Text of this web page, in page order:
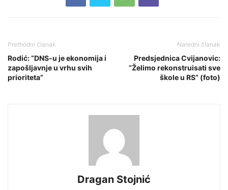
Prethodni članak
Rodić: “DNS-u je ekonomija i
zapošljavnje u vrhu svih
prioriteta”
Naredni članak
Predsjednica Cvijanovic:
“Želimo rekonstruisati sve
škole u RS” (foto)
Dragan Stojnić